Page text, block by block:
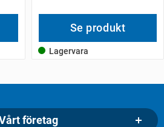
Se produkt
Lagervara
företag